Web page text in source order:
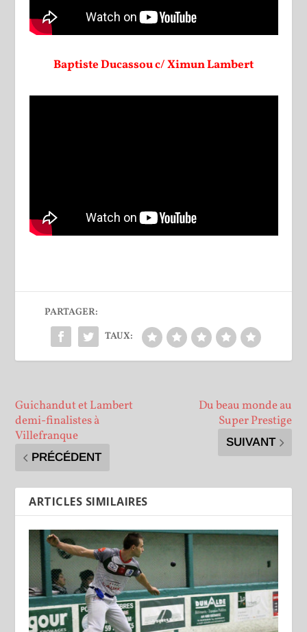
Baptiste Ducassou c/ Ximun Lambert
PARTAGER:
TAUX:
Guichandut et Lambert
demi-finalistes à
Villefranque
PRÉCÉDENT
Du beau monde au
Super Prestige
SUIVANT
ARTICLES SIMILAIRES